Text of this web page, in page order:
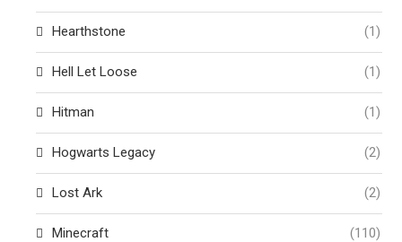
Hearthstone (1)
Hell Let Loose (1)
Hitman (1)
Hogwarts Legacy (2)
Lost Ark (2)
Minecraft (110)